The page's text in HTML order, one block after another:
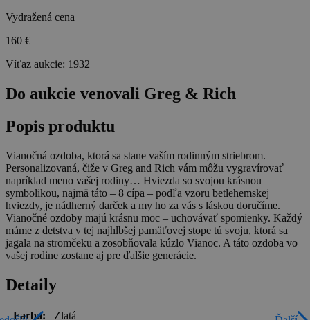
Vydražená cena
160 €
Víťaz aukcie: 1932
Do aukcie venovali Greg & Rich
Popis produktu
Vianočná ozdoba, ktorá sa stane vaším rodinným striebrom.
Personalizovaná, čiže v Greg and Rich vám môžu vygravírovať
napríklad meno vašej rodiny… Hviezda so svojou krásnou
symbolikou, najmä táto – 8 cípa – podľa vzoru betlehemskej
hviezdy, je nádherný darček a my ho za vás s láskou doručíme.
Vianočné ozdoby majú krásnu moc – uchovávať spomienky. Každý
máme z detstva v tej najhlbšej pamäťovej stope tú svoju, ktorá sa
jagala na stromčeku a zosobňovala kúzlo Vianoc. A táto ozdoba vo
vašej rodine zostane aj pre ďalšie generácie.
Detaily
Farba:
Zlatá